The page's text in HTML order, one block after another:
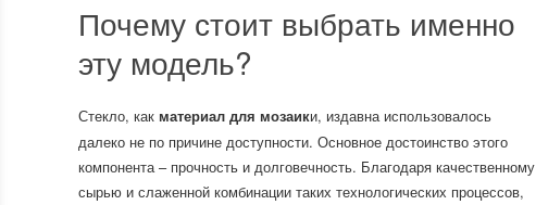
Почему стоит выбрать именно
эту модель?
Стекло, как материал для мозаики, издавна использовалось
далеко не по причине доступности. Основное достоинство этого
компонента – прочность и долговечность. Благодаря качественному
сырью и слаженной комбинации таких технологических процессов,